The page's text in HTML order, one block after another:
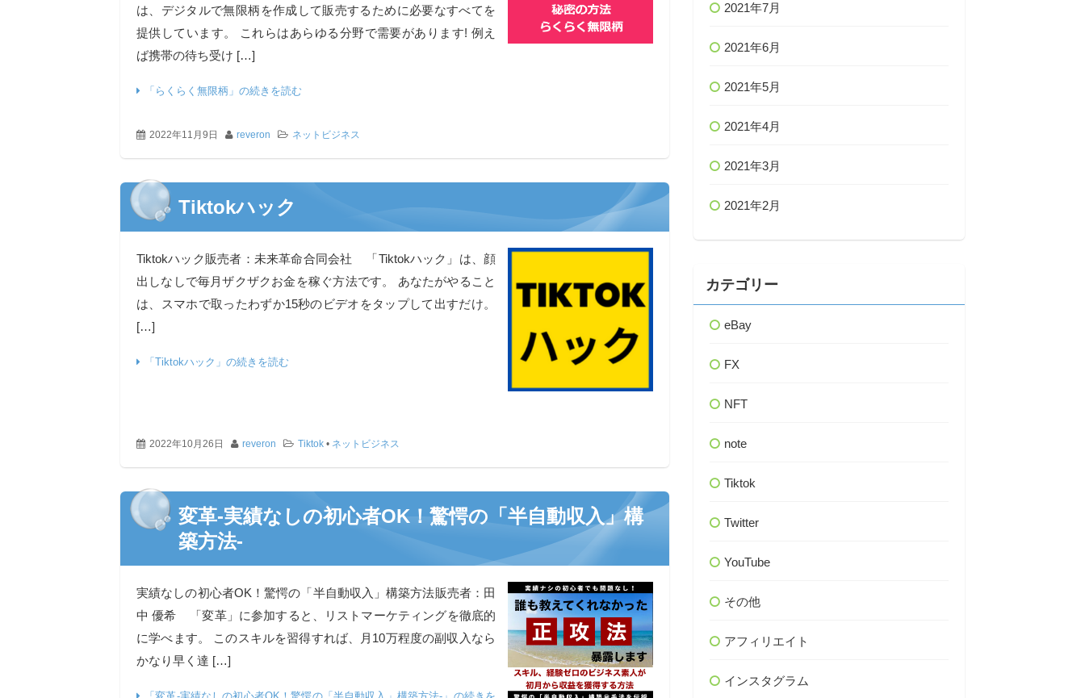
は、デジタルで無限柄を作成して販売するために必要なすべてを
提供しています。 これらはあらゆる分野で需要があります! 例え
ば携帯の待ち受け […]
「らくらく無限柄」の続きを読む
2022年11月9日 reveron ネットビジネス
Tiktokハック
Tiktokハック販売者：未来革命合同会社 「Tiktokハック」は、顔
出しなしで毎月ザクザクお金を稼ぐ方法です。 あなたがやること
は、スマホで取ったわずか15秒のビデオをタップして出すだけ。
[…]
「Tiktokハック」の続きを読む
2022年10月26日 reveron Tiktok • ネットビジネス
変革-実績なしの初心者OK！驚愕の「半自動収入」構
築方法-
実績なしの初心者OK！驚愕の「半自動収入」構築方法販売者：田
中 優希 「変革」に参加すると、リストマーケティングを徹底的
に学べます。 このスキルを習得すれば、月10万程度の副収入なら
かなり早く達 […]
2021年7月
2021年6月
2021年5月
2021年4月
2021年3月
2021年2月
カテゴリー
eBay
FX
NFT
note
Tiktok
Twitter
YouTube
その他
アフィリエイト
インスタグラム